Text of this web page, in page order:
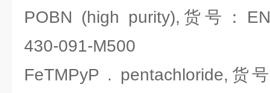
POBN (high purity),货号：
430-091-M500
FeTMPyP . pentachloride,货